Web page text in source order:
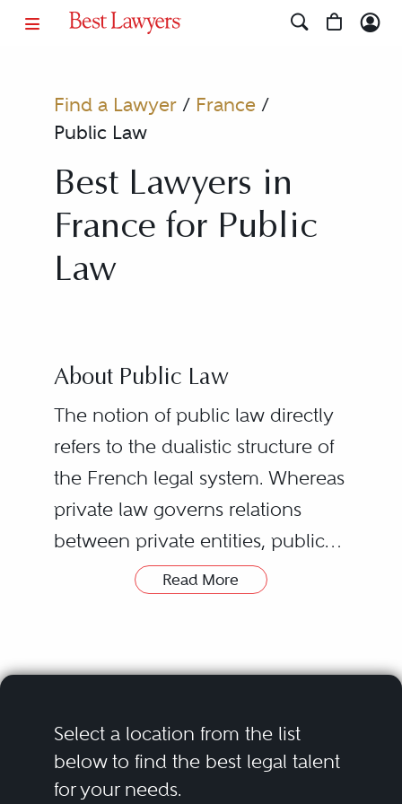
Find a Lawyer/ France /
Public Law
Best Lawyers in
France for Public
Law
About Public Law
The notion of public law directly
refers to the dualistic structure of
the French legal system. Whereas
private law governs relations
between private entities, public
law traditionally defines the status
establishes their respective
defines the system acts they are
called to make or actions they
must take, and defines a specific
public law is also increasingly
intervention of private operators
in the public sector and,
specifically, to set all the rules
Read More
Select a location from the list
below to find the best legal talent
for your needs.